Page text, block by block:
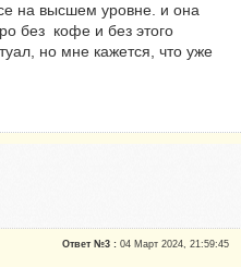
на высшем уровне. и она
без кофе и без этого
но мне кажется, что уже
Ответ №3 :04 Март 2024, 21:59:45